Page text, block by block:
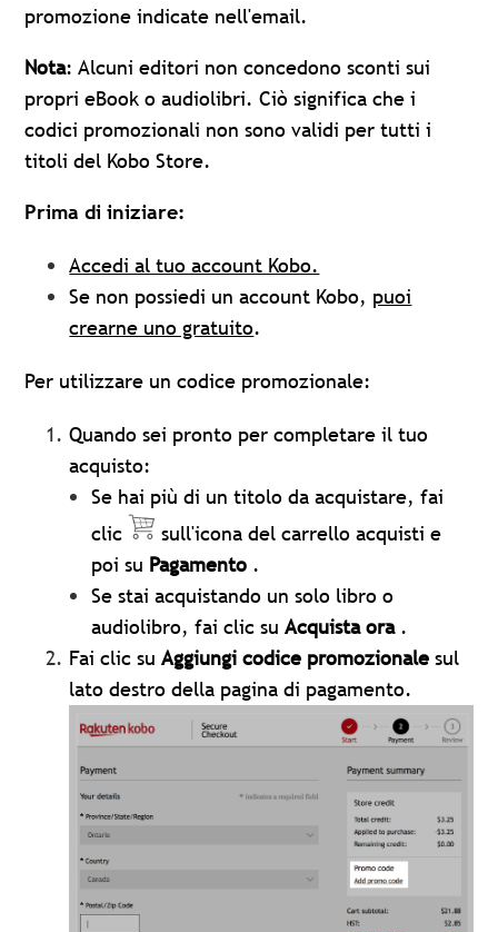
promozione indicate nell'email.
Nota: Alcuni editori non concedono sconti sui
propri eBook o audiolibri. Ciò significa che i
codici promozionali non sono validi per tutti i
titoli del Kobo Store.
Prima di iniziare:
Accedi al tuo account Kobo.
Se non possiedi un account Kobo, puoi
crearne uno gratuito.
Per utilizzare un codice promozionale:
Quando sei pronto per completare il tuo
acquisto:
Se hai più di un titolo da acquistare, fai
clic
sull'icona del carrello acquisti e
poi su Pagamento .
Se stai acquistando un solo libro o
audiolibro, fai clic suAcquista ora.
Fai clic suAggiungi codice promozionale sul
lato destro della pagina di pagamento.